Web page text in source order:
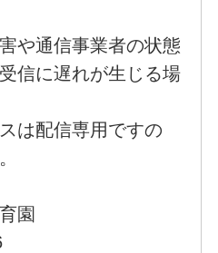
や通信事業者の状態
信に遅れが生じる場
は配信専用ですの
園